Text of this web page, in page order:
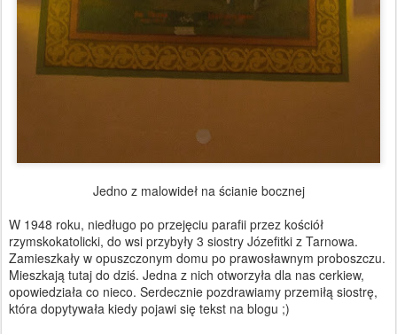
Jedno z malowideł na ścianie bocznej
W 1948 roku, niedługo po przejęciu parafii przez kościół
rzymskokatolicki, do wsi przybyły 3 siostry Józefitki z Tarnowa.
Zamieszkały w opuszczonym domu po prawosławnym proboszczu.
Mieszkają tutaj do dziś. Jedna z nich otworzyła dla nas cerkiew,
opowiedziała co nieco. Serdecznie pozdrawiamy przemiłą siostrę,
która dopytywała kiedy pojawi się tekst na blogu ;)